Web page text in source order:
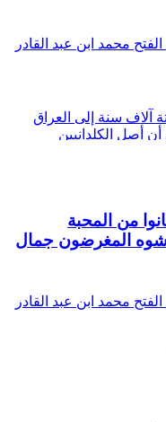
محمد ابن عبد القادر
الحسني
آلاف سنة إلى العراق
أصل الكلدانيين
من المحبة
شوه المغرضون جمال
محمد ابن عبد القادر
الحسني